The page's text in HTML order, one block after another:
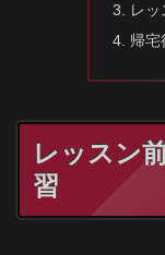
レ
帰宅
レッスン
習